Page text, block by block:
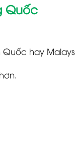
Quốc
hay